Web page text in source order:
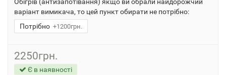
варіант вимикача, то цей пункт обирати не потрібно:
Потрібно +1200грн.
2250грн.
Є в наявності